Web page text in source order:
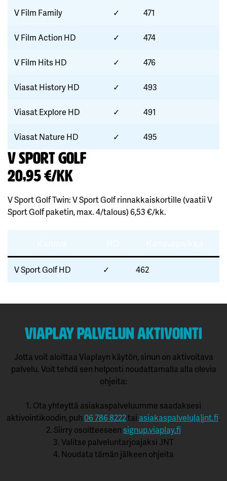
V Film Family ✓ 471
V Film Action HD ✓ 474
V Film Hits HD ✓ 476
Viasat History HD ✓ 493
Viasat Explore HD ✓ 491
Viasat Nature HD ✓ 495
V Sport Golf
20,95 €/kk
V Sport Golf Twin: V Sport Golf rinnakkaiskortille (vaatii V
Sport Golf paketin, max. 4/talous) 6,53 €/kk.
V Sport Golf HD ✓ 462
Viaplay palvelun aktivointi
Jotta voit aloittaa Viaplayn käytön, sinun on aktivoitava
palvelu. Voit tehdä sen helposti noudattamalla alla olevia
ohjeita:
1. Ota yhteyttä asiakaspalveluumme saadaksesi
aktivointikoodin, puh06 786 8222tai asiakaspalvelu[a]jnt.fi.
2. Siirry osoitteeseen signup.viaplay.fi
3. Valitse palveluntarjoajaksi JNT
4. Noudata tämän jälkeen ohjeita